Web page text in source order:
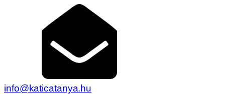
info@katicatanya.hu